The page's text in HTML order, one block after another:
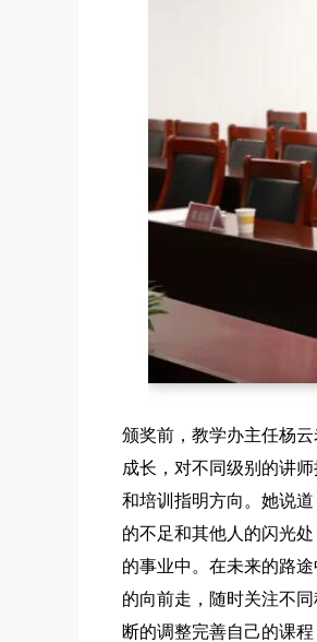
颁奖前，教学办主任杨
成长，对不同级别的讲
和培训指明方向。她说
的不足和其他人的闪光
的事业中。在未来的路
的向前走，随时关注不
断的调整完善自己的课